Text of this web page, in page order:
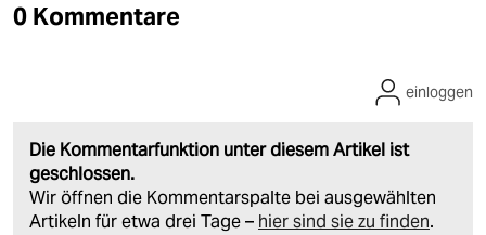
0 Kommentare
Die Kommentarfunktion unter diesem Artikel ist
geschlossen.
Wir öffnen die Kommentarspalte bei ausgewählten
Artikeln für etwa drei Tage – hier sind sie zu finden.
einloggen